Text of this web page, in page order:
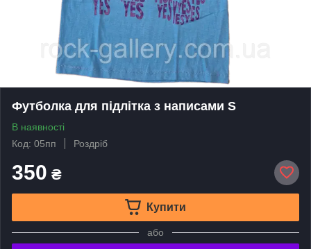
Футболка для підлітка з написами S
В наявності
Код: 05пп
Роздріб
350 ₴
Купити
або